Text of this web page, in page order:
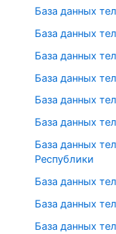
База данных
База данных
База данных
База данных
База данных
База данных
База данных
Республики
База данных
База данных
База данных